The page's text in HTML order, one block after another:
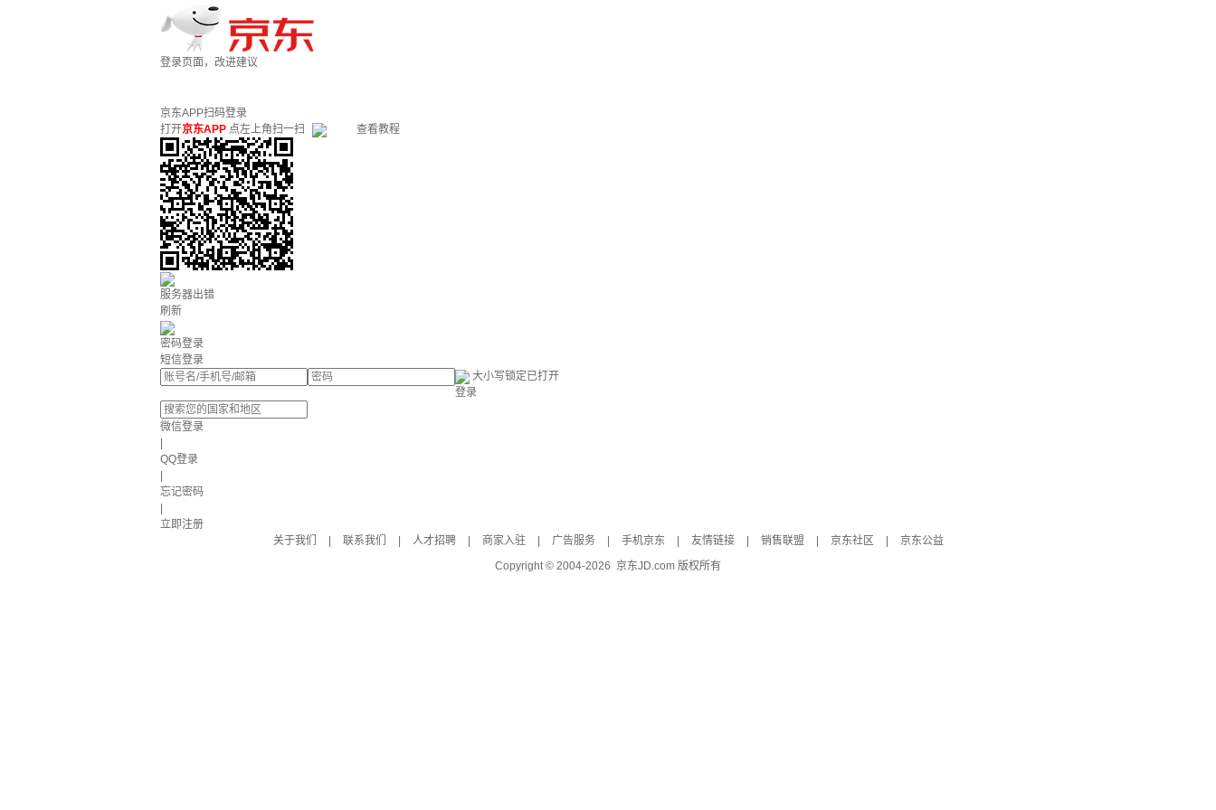
登录页面，改进建议
京东APP扫码登录
打开京东APP 点左上角扫一扫 查看教程
服务器出错
刷新
密码登录
短信登录
大小写锁定已打开
登录
微信登录
QQ登录
忘记密码
立即注册
关于我们
联系我们 人才招聘 商家入驻 广告服务 手机京东 友情链接 销售联盟 京东社区
京东公益
Copyright © 2004-2026 京东JD.com 版权所有